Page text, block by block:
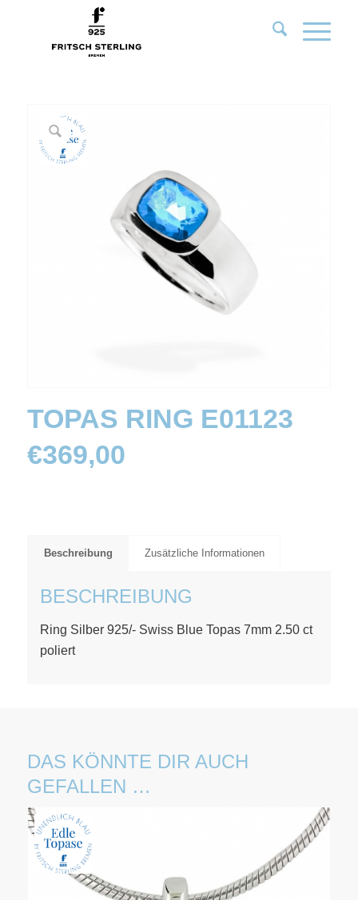
TOPAS RING E01123
€369,00
Beschreibung Zusätzliche Informationen
BESCHREIBUNG
Ring Silber 925/- Swiss Blue Topas 7mm 2.50 ct
poliert
DAS KÖNNTE DIR AUCH
GEFALLEN …